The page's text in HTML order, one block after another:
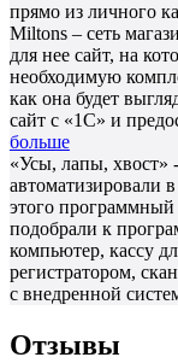
прямо из личного
Miltons – сеть
для нее сайт, на
необходимую
как она будет
сайт с «1С» и
больше
«Усы, лапы, хвост»
автоматизировали
этого
подобрали к
компьютер, кассу
регистратором,
с внедренной
Отзывы